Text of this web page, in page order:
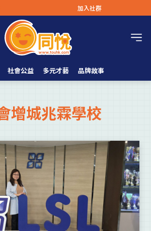
加入社群
社會公益 多元才藝 品牌故事
增城兆霖學校